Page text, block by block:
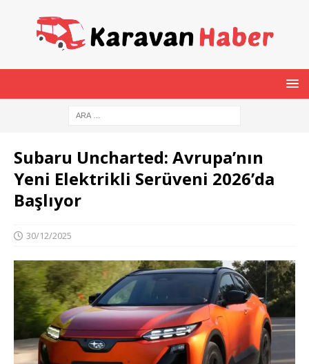
Subaru Uncharted: Avrupa’nın
Yeni Elektrikli Serüveni 2026’da
Başlıyor
30/12/2025